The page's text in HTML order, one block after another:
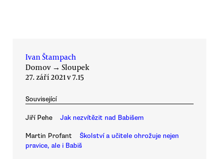
Ivan Štampach
Domov → Sloupek
27. září 2021 v 7.15
Související
Jiří Pehe Jak nezvítězit nad Babišem
Martin Profant
Školství a učitele ohrožuje nejen
pravice, ale i Babiš